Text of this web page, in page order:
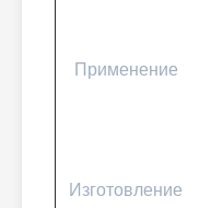
Применение
Изготовление